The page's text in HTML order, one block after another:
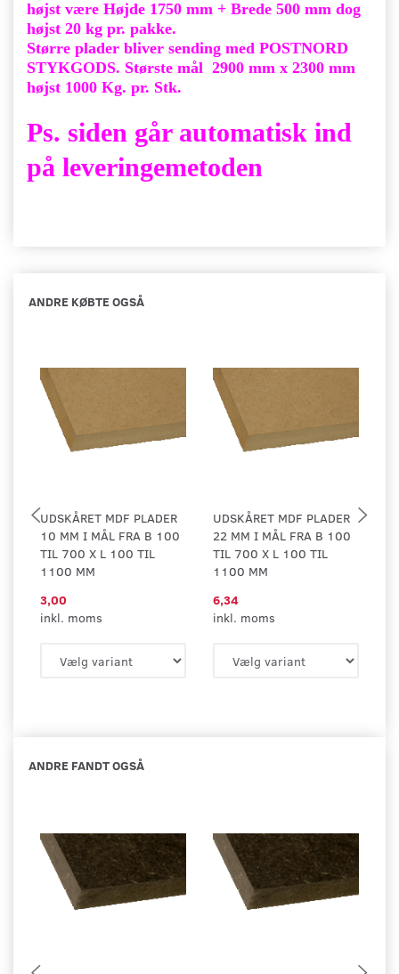
højst være Højde 1750 mm + Brede 500 mm dog
højst 20 kg pr. pakke.
Større plader bliver sending med POSTNORD
STYKGODS. Største mål 2900 mm x 2300 mm
højst 1000 Kg. pr. Stk.
Ps. siden går automatisk ind
på leveringemetoden
ANDRE KØBTE OGSÅ
UDSKÅRET MDF PLADER
10 MM I MÅL FRA B 100
TIL 700 X L 100 TIL
1100 MM
3,00
inkl. moms
UDSKÅRET MDF PLADER
22 MM I MÅL FRA B 100
TIL 700 X L 100 TIL
1100 MM
6,34
inkl. moms
ANDRE FANDT OGSÅ